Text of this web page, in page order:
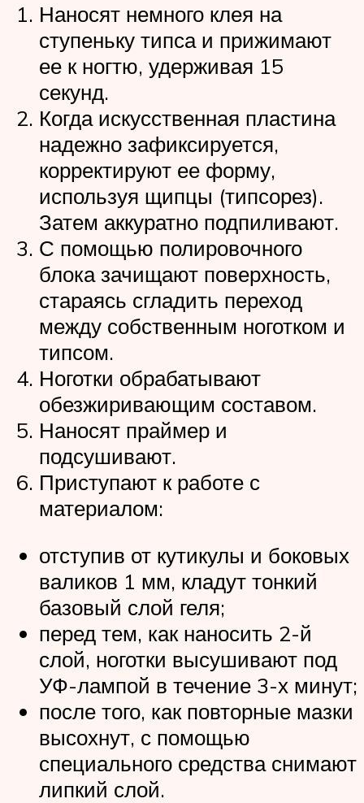
Наносят немного клея на
ступеньку типса и прижимают
ее к ногтю, удерживая 15
секунд.
Когда искусственная пластина
надежно зафиксируется,
корректируют ее форму,
используя щипцы (типсорез).
Затем аккуратно подпиливают.
С помощью полировочного
блока зачищают поверхность,
стараясь сгладить переход
между собственным ноготком и
типсом.
Ноготки обрабатывают
обезжиривающим составом.
Наносят праймер и
подсушивают.
Приступают к работе с
материалом:
отступив от кутикулы и боковых
валиков 1 мм, кладут тонкий
базовый слой геля;
перед тем, как наносить 2-й
слой, ноготки высушивают под
УФ-лампой в течение 3-х минут;
после того, как повторные мазки
высохнут, с помощью
специального средства снимают
липкий слой.